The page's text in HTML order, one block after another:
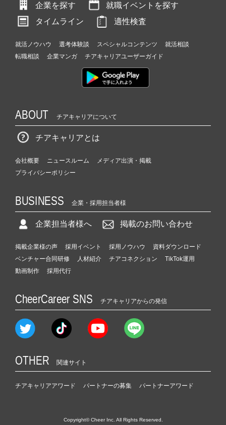
企業を探す
就職イベントを探す
タイムライン
適性検査
就活ノウハウ 選考体験談 スペシャルコンテンツ
就活相談
転職相談
企業マンガ チアキャリアユーザーガイド
ABOUT チアキャリアについて
チアキャリアとは
会社概要 ニュースルーム
メディア出演・掲載
プライバシーポリシー
BUSINESS 企業・採用担当者様
企業担当者様へ 掲載のお問い合わせ
掲載企業様の声 採用イベント 採用ノウハウ
資料ダウンロード
ベンチャー合同研修
人材紹介 チアコネクション
TikTok運用
動画制作
採用代行
CheerCareer SNS チアキャリアからの発信
OTHER 関連サイト
チアキャリアアワード パートナーの募集 パートナーアワード
Copyright© Cheer Inc. All Rights Reserved.